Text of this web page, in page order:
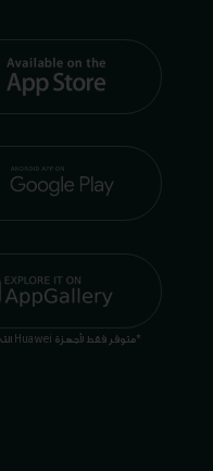
*متوفر فقط لأجهزة Huawei التي تدعم GMS